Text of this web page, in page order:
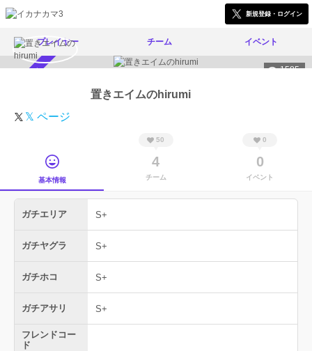
新規登録・ログイン
プレイヤー チーム イベント
1585
置きエイムのhirumi
𝕏 ページ
基本情報
50
4
チーム
0
0
イベント
ガチエリア S+
ガチヤグラ S+
ガチホコ S+
ガチアサリ S+
フレンドコー
ド